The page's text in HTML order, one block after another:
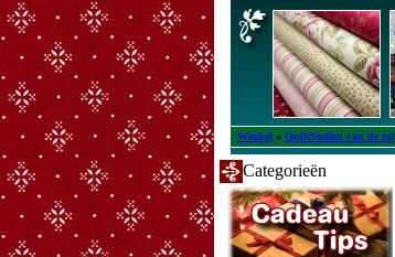
Winkel » QuiltStoffen van de rol
Categorieën